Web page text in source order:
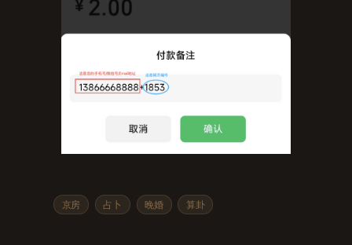
京房 占卜 晚婚 算卦